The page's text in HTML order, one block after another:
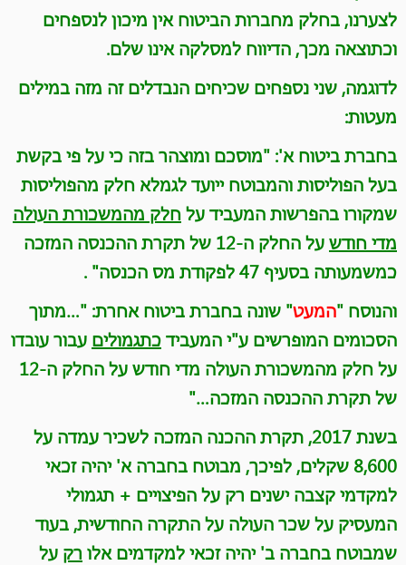
לצערנו, בחלק מחברות הביטוח אין מיכון לנספחים
וכתוצאה מכך, הדיווח למסלקה אינו שלם.
לדוגמה, שני נספחים שכיחים הנבדלים זה מזה במילים
מעטות:
בחברת ביטוח א': "מוסכם ומוצהר בזה כי על פי בקשת
בעל הפוליסות והמבוטח ייועד לגמלא חלק מהפוליסות
שמקורו בהפרשות המעביד על חלק מהמשכורת העולה
מדי חודש
על החלק ה-12 של תקרת ההכנסה המזכה
כמשמעותה בסעיף 47 לפקודת מס הכנסה
" .
והנוסח"המעט" שונה בחברת ביטוח אחרת: "…מתוך
הסכומים המופרשים ע"י המעביד כתגמוליםעבור עובדו
על חלק מהמשכורת העולה מדי חודש על החלק ה-12
של תקרת ההכנסה המזכה…"
בשנת 2017, תקרת ההכנה המזכה לשכיר עמדה על
8,600 שקלים, לפיכך, מבוטח בחברה א' יהיה זכאי
למקדמי קצבה ישנים רק על הפיצויים + תגמולי
המעסיק על שכר העולה על התקרה החודשית, בעוד
שמבוטח בחברה ב' יהיה זכאי למקדמים אלו רקעל